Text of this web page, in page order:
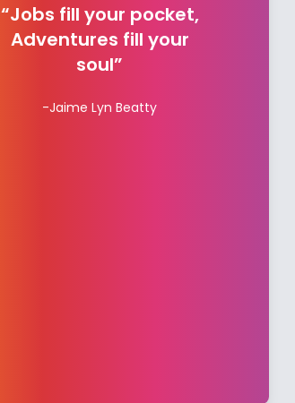
“Jobs fill your pocket,
Adventures fill your
soul”
-Jaime Lyn Beatty